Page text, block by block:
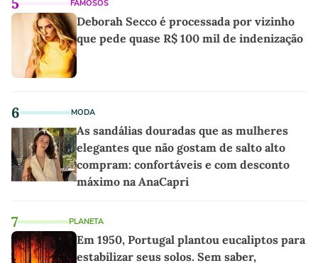
FAMOSOS
Deborah Secco é processada por vizinho
que pede quase R$ 100 mil de indenização
6 MODA
As sandálias douradas que as mulheres
elegantes que não gostam de salto alto
compram: confortáveis e com desconto
máximo na AnaCapri
7 PLANETA
Em 1950, Portugal plantou eucaliptos para
estabilizar seus solos. Sem saber,